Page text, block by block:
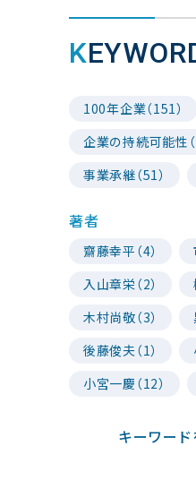
100年企業（151）
企業の持続可能性（
事業承継（51）
著者
齋藤幸平（4）
入山章栄（2）
木村尚敬（3）
後藤俊夫（1）
小宮一慶（12）
キーワー